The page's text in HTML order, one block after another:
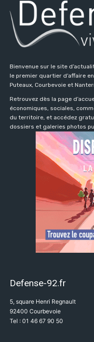
Bienvenue sur le site
le premier quartier d’affaire
Puteaux, Courbevoie et
Retrouvez dès la page
économiques, sociales,
du territoire, et accédez
dossiers et galeries photos
Defense-92.fr
5, square Henri Regnault
92400 Courbevoie
Tel : 01 46 67 90 50